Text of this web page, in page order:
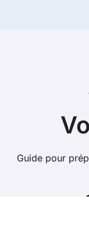
Guide pour